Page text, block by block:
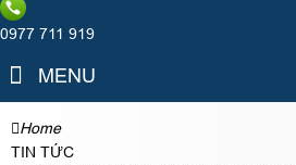
0977 711 919
MENU
Home
TIN TỨC